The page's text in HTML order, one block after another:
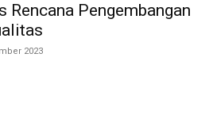
Rencana Pengembangan
2023